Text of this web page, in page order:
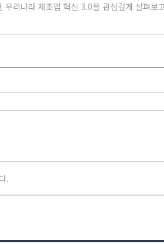
리나라 제조업 혁신 3.0을 관심깊게 살펴보
.